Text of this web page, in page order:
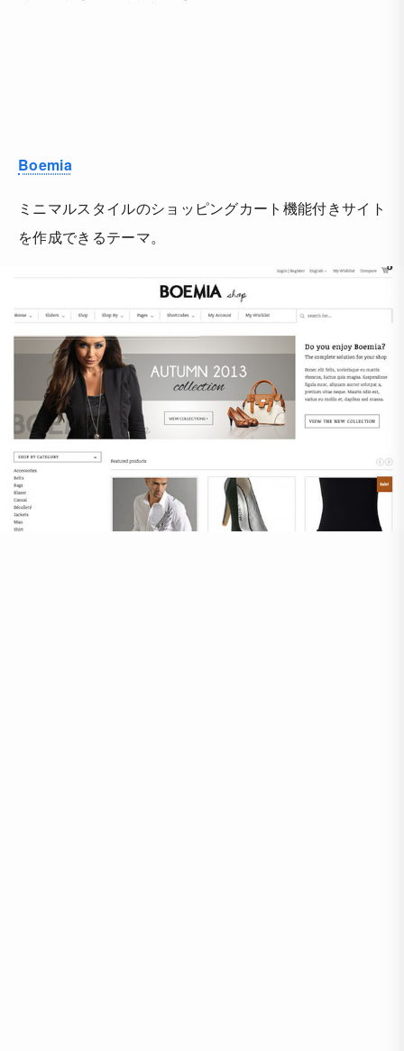
Boemia
ミニマルスタイルのショッピングカート機能付きサイト
を作成できるテーマ。